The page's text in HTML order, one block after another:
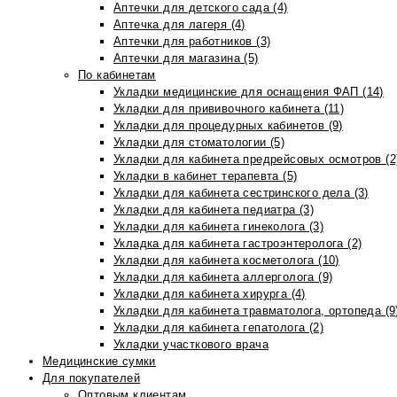
Аптечки для детского сада (4)
Аптечка для лагеря (4)
Аптечки для работников (3)
Аптечки для магазина (5)
По кабинетам
Укладки медицинские для оснащения ФАП (14)
Укладки для прививочного кабинета (11)
Укладки для процедурных кабинетов (9)
Укладки для стоматологии (5)
Укладки для кабинета предрейсовых осмотров
Укладки в кабинет терапевта (5)
Укладки для кабинета сестринского дела (3)
Укладки для кабинета педиатра (3)
Укладки для кабинета гинеколога (3)
Укладка для кабинета гастроэнтеролога (2)
Укладки для кабинета косметолога (10)
Укладки для кабинета аллерголога (9)
Укладки для кабинета хирурга (4)
Укладки для кабинета травматолога, ортопеда
Укладки для кабинета гепатолога (2)
Укладки участкового врача
Медицинские сумки
Для покупателей